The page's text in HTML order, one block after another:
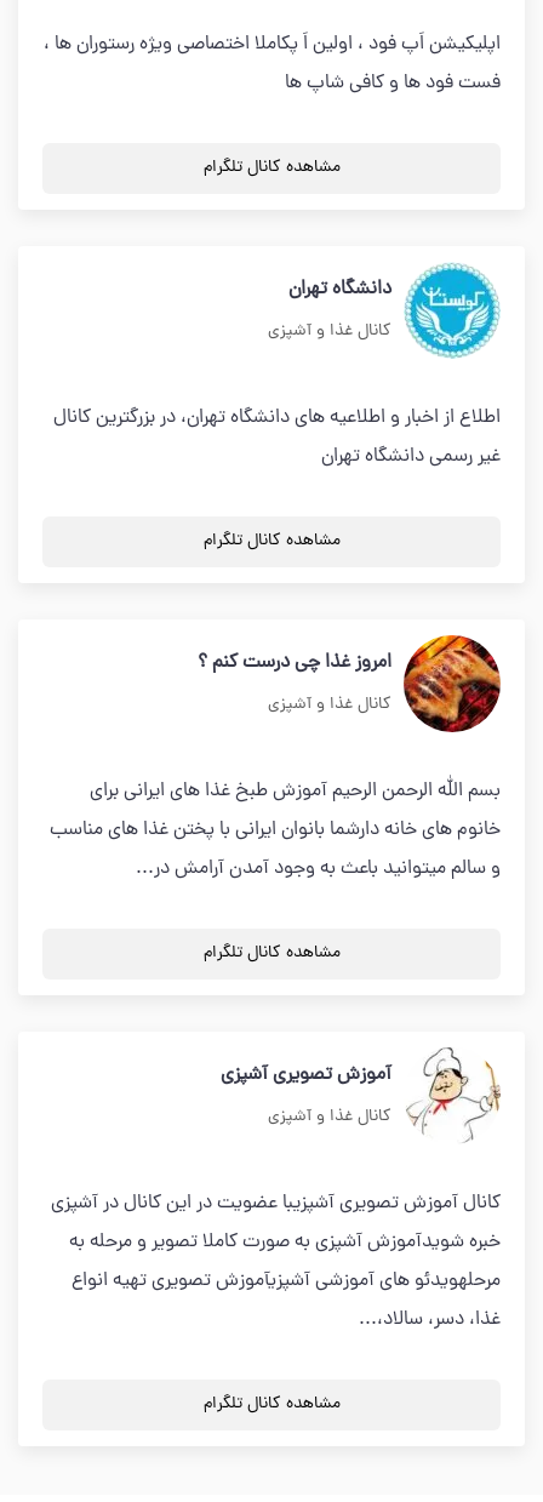
اپلیکیشن اَپ فود ، اولین اَ پکاملا اختصاصی ویژه رستوران ها ،
فست فود ها و کافی شاپ ها
مشاهده کانال تلگرام
دانشگاه تهران
کانال غذا و آشپزی
اطلاع از اخبار و اطلاعیه های دانشگاه تهران، در بزرگترین کانال
غیر رسمی دانشگاه تهران
مشاهده کانال تلگرام
امروز غذا چی درست کنم ؟
کانال غذا و آشپزی
بسم الله الرحمن الرحیم آموزش طبخ غذا های ایرانی برای
خانوم های خانه دارشما بانوان ایرانی با پختن غذا های مناسب
و سالم میتوانید باعث به وجود آمدن آرامش در...
مشاهده کانال تلگرام
آموزش تصویری آشپزی
کانال غذا و آشپزی
کانال آموزش تصویری آشپزیبا عضویت در این کانال در آشپزی
خبره شویدآموزش آشپزی به صورت کاملا تصویر و مرحله به
مرحلهویدئو های آموزشی آشپزیآموزش تصویری تهیه انواع
غذا، دسر، سالاد،...
مشاهده کانال تلگرام